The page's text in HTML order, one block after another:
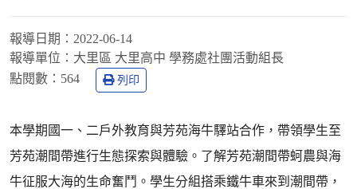
報導日期： 2022-06-14
報導單位： 大里區 大里高中 學務處社團活動組長
點閱數： 564 列印
本學期國一、二戶外教育與芳苑海牛驛站合作，帶領學生至
芳苑潮間帶進行生態探索與體驗。了解芳苑潮間帶蚵農與海
牛征服大海的生命奮鬥。學生分組搭乘鐵牛車來到潮間帶，